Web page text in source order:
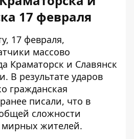
17 февраля
17 февраля,
массово
Краматорск и Славянск
В результате ударов
гражданская
писали, что в
сложности
мирных жителей.